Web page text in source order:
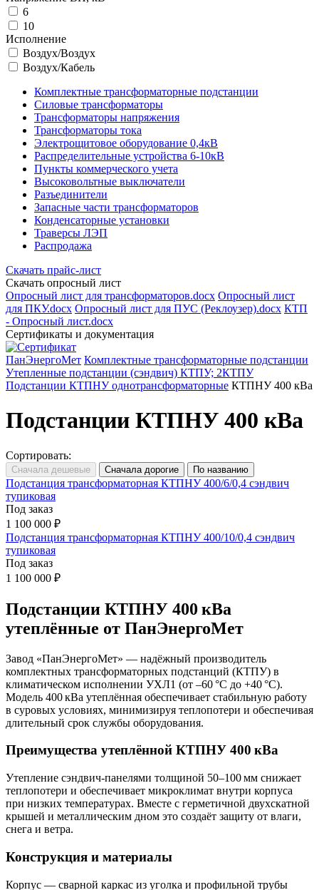
6
10
Исполнение
Воздух/Воздух
Воздух/Кабель
Комплектные трансформаторные подстанции
Силовые трансформаторы
Трансформаторы напряжения
Трансформаторы тока
Электрощитовое оборудование 0,4кВ
Распределительные устройства 6-10кВ
Пункты коммерческого учета
Высоковольтные выключатели
Разъединители
Запасные части трансформаторов
Конденсаторные установки
Траверсы ЛЭП
Распродажа
Скачать прайс-лист
Скачать опросный лист
Опросный лист для трансформаторов.docx Опросный лист
для ПКУ.docx Опросный лист для ПУС (Реклоузер).docx КТП
- Опросный лист.docx
Сертификаты и документация
ПанЭнергоМет Комплектные трансформаторные подстанции
Утепленные подстанции (сэндвич) КТПУ; 2КТПУ
Подстанции КТПНУ однотрансформаторные КТПНУ 400 кВа
Подстанции КТПНУ 400 кВа
Сортировать:
Подстанция трансформаторная КТПНУ 400/6/0,4 сэндвич
тупиковая
Под заказ
1 100 000 ₽
Подстанция трансформаторная КТПНУ 400/10/0,4 сэндвич
тупиковая
Под заказ
1 100 000 ₽
Подстанции КТПНУ 400 кВа
утеплённые от ПанЭнергоМет
Завод «ПанЭнергоМет» — надёжный производитель
комплектных трансформаторных подстанций (КТПУ) в
климатическом исполнении УХЛ1 (от –60 °C до +40 °C).
Модель 400 кВа утеплённая обеспечивает стабильную работу
в суровых условиях, минимизируя теплопотери и обеспечивая
длительный срок службы оборудования.
Преимущества утеплённой КТПНУ 400 кВа
Утепление сэндвич‑панелями толщиной 50–100 мм снижает
теплопотери и обеспечивает микроклимат внутри корпуса
при низких температурах. Вместе с герметичной двухскатной
крышей и металлическим дном это создаёт защиту от влаги,
снега и ветра.
Конструкция и материалы
Корпус — сварной каркас из уголка и профильной трубы